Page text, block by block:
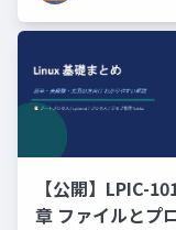
【公開】LPIC-
章 ファイルとプ